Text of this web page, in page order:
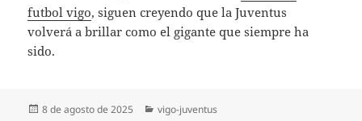
futbol vigo, siguen creyendo que la Juventus
volverá a brillar como el gigante que siempre ha
sido.
Publicado
8 de agosto de 2025 Categorías
vigo-juventus